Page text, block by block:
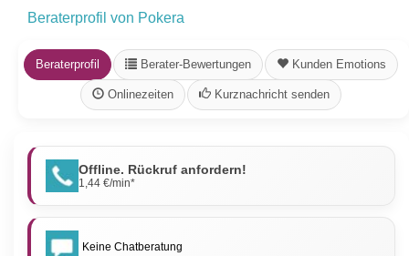
Beraterprofil von Pokera
Beraterprofil Berater-Bewertungen Kunden Emotions
Onlinezeiten Kurznachricht senden
Offline. Rückruf anfordern!
1,44 €/min*
Keine Chatberatung